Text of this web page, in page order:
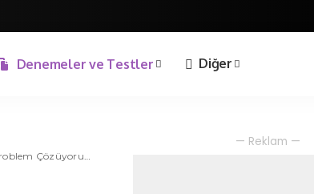
Denemeler ve Testler Diğer
1. Sınıf
Çözüyorum – 2
— Reklam —